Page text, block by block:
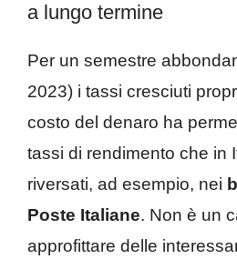
a lungo termine
Per un semestre
2023) i tassi cresciuti
costo del denaro ha
tassi di rendimento che in
riversati, ad esempio, nei
Poste Italiane. Non è un
approfittare delle